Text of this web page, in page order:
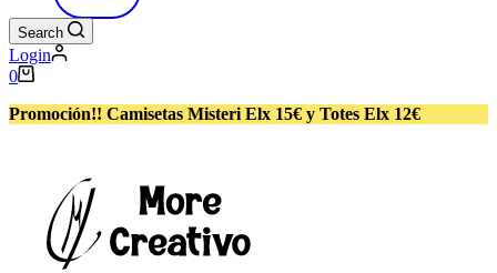
Search
Login
Carro
compra
0
Promoción!! Camisetas Misteri Elx 15€ y Totes Elx 12€